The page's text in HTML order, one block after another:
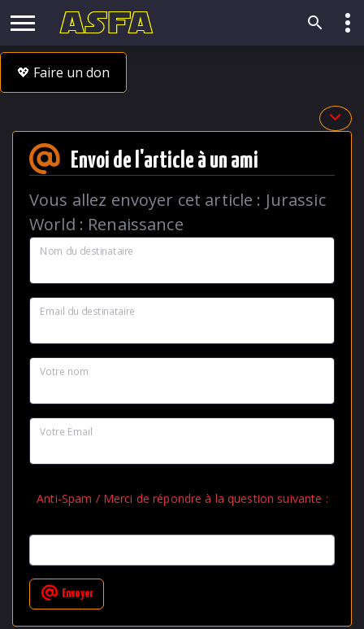
💖 Faire un don
Envoi de l'article à un ami
Vous allez envoyer cet article : Jurassic
World : Renaissance
Nom du destinataire
Email du destinataire
Votre nom
Votre Email
Anti-Spam / Merci de répondre à la question suivante :
Envoyer